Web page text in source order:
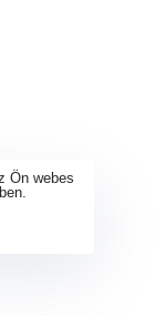
Ön webes